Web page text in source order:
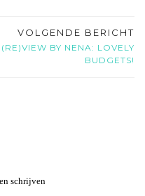
VOLGENDE BERICHT
(RE)VIEW BY NENA: LOVELY
BUDGETS!
schrijven